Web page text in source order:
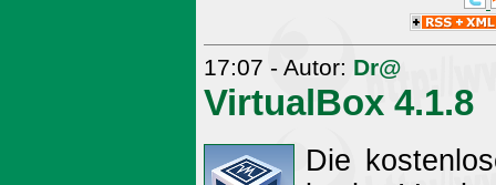
17:07 - Autor: Dr@
VirtualBox 4.1.8
Die